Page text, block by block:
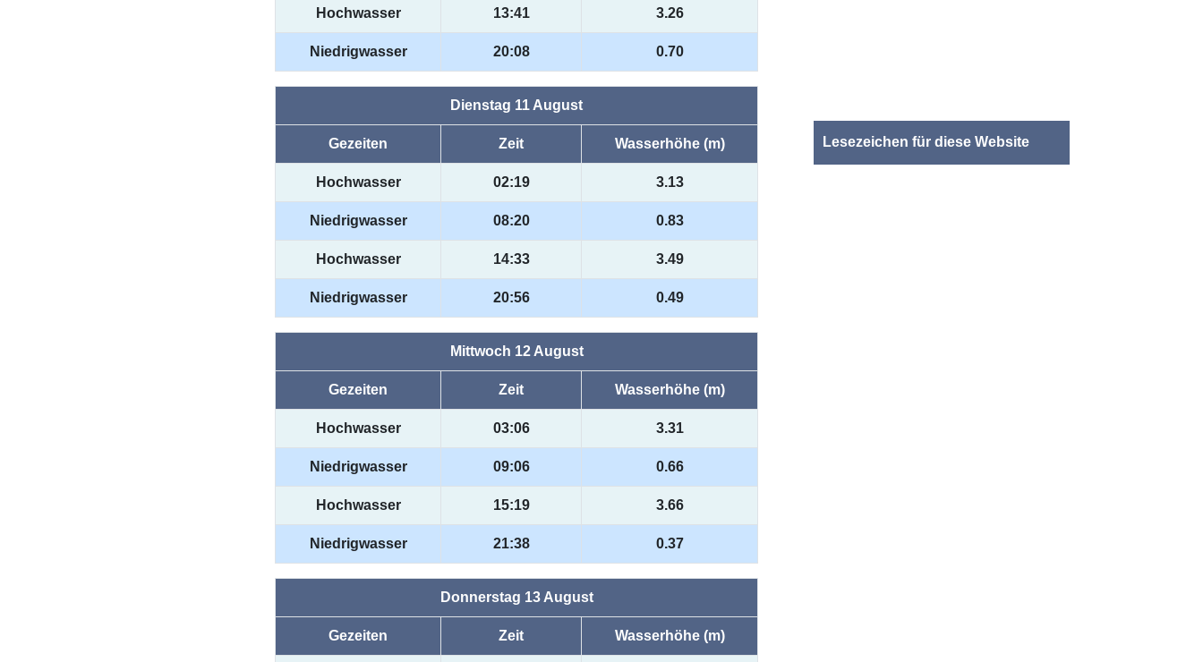
Hochwasser 13:41 3.26
Niedrigwasser 20:08 0.70
Dienstag 11 August
Gezeiten Zeit Wasserhöhe (m)
Hochwasser 02:19 3.13
Niedrigwasser 08:20 0.83
Hochwasser 14:33 3.49
Niedrigwasser 20:56 0.49
Mittwoch 12 August
Gezeiten Zeit Wasserhöhe (m)
Hochwasser 03:06 3.31
Niedrigwasser 09:06 0.66
Hochwasser 15:19 3.66
Niedrigwasser 21:38 0.37
Donnerstag 13 August
Gezeiten Zeit Wasserhöhe (m)
Lesezeichen für diese Website